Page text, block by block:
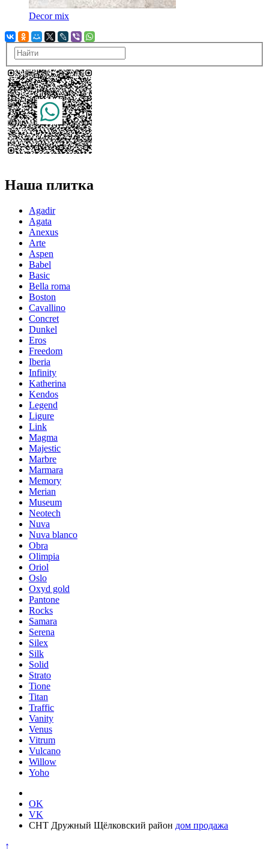
Decor mix
Наша плитка
Agadir
Agata
Anexus
Arte
Aspen
Babel
Basic
Bella roma
Boston
Cavallino
Concret
Dunkel
Eros
Freedom
Iberia
Infinity
Katherina
Kendos
Legend
Ligure
Link
Magma
Majestic
Marbre
Marmara
Memory
Merian
Museum
Neotech
Nuva
Nuva blanco
Obra
Olimpia
Oriol
Oslo
Oxyd gold
Pantone
Rocks
Samara
Serena
Silex
Silk
Solid
Strato
Tione
Titan
Traffic
Vanity
Venus
Vitrum
Vulcano
Willow
Yoho
OK
VK
СНТ Дружный Щёлковский район дом продажа
↑